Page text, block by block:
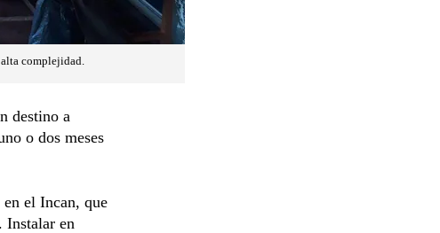
complejidad.
destino a
o dos meses
en el Incan, que
Instalar en